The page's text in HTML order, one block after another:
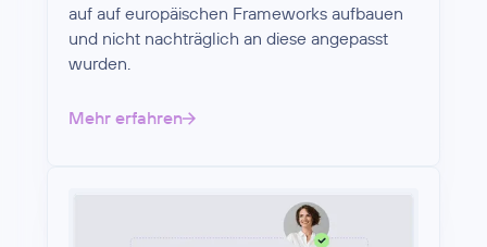
auf auf europäischen Frameworks aufbauen
und nicht nachträglich an diese angepasst
wurden.
Mehr erfahren